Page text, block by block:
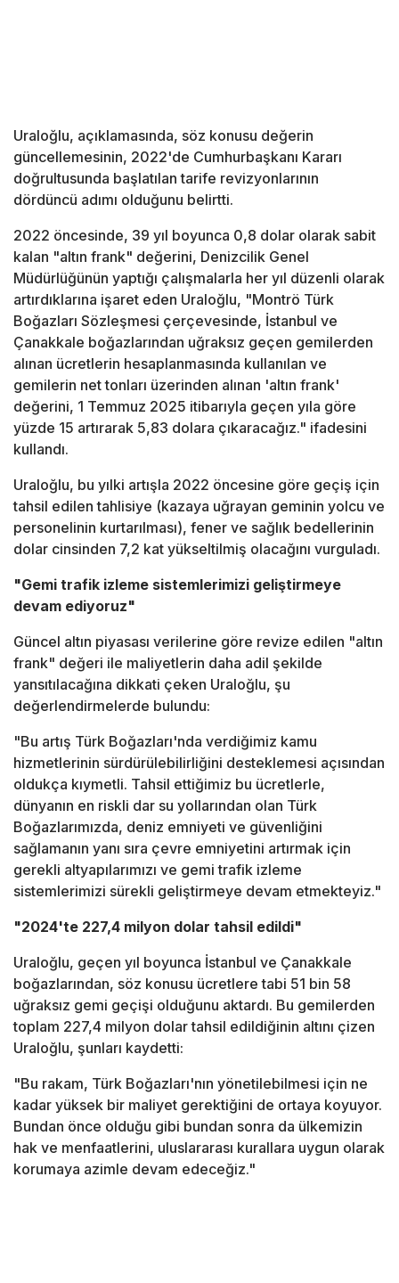
Uraloğlu, açıklamasında, söz konusu değerin
güncellemesinin, 2022'de Cumhurbaşkanı Kararı
doğrultusunda başlatılan tarife revizyonlarının
dördüncü adımı olduğunu belirtti.
2022 öncesinde, 39 yıl boyunca 0,8 dolar olarak sabit
kalan "altın frank" değerini, Denizcilik Genel
Müdürlüğünün yaptığı çalışmalarla her yıl düzenli olarak
artırdıklarına işaret eden Uraloğlu, "Montrö Türk
Boğazları Sözleşmesi çerçevesinde, İstanbul ve
Çanakkale boğazlarından uğraksız geçen gemilerden
alınan ücretlerin hesaplanmasında kullanılan ve
gemilerin net tonları üzerinden alınan 'altın frank'
değerini, 1 Temmuz 2025 itibarıyla geçen yıla göre
yüzde 15 artırarak 5,83 dolara çıkaracağız." ifadesini
kullandı.
Uraloğlu, bu yılki artışla 2022 öncesine göre geçiş için
tahsil edilen tahlisiye (kazaya uğrayan geminin yolcu ve
personelinin kurtarılması), fener ve sağlık bedellerinin
dolar cinsinden 7,2 kat yükseltilmiş olacağını vurguladı.
"Gemi trafik izleme sistemlerimizi geliştirmeye
devam ediyoruz"
Güncel altın piyasası verilerine göre revize edilen "altın
frank" değeri ile maliyetlerin daha adil şekilde
yansıtılacağına dikkati çeken Uraloğlu, şu
değerlendirmelerde bulundu:
"Bu artış Türk Boğazları'nda verdiğimiz kamu
hizmetlerinin sürdürülebilirliğini desteklemesi açısından
oldukça kıymetli. Tahsil ettiğimiz bu ücretlerle,
dünyanın en riskli dar su yollarından olan Türk
Boğazlarımızda, deniz emniyeti ve güvenliğini
sağlamanın yanı sıra çevre emniyetini artırmak için
gerekli altyapılarımızı ve gemi trafik izleme
sistemlerimizi sürekli geliştirmeye devam etmekteyiz."
"2024'te 227,4 milyon dolar tahsil edildi"
Uraloğlu, geçen yıl boyunca İstanbul ve Çanakkale
boğazlarından, söz konusu ücretlere tabi 51 bin 58
uğraksız gemi geçişi olduğunu aktardı. Bu gemilerden
toplam 227,4 milyon dolar tahsil edildiğinin altını çizen
Uraloğlu, şunları kaydetti:
"Bu rakam, Türk Boğazları'nın yönetilebilmesi için ne
kadar yüksek bir maliyet gerektiğini de ortaya koyuyor.
Bundan önce olduğu gibi bundan sonra da ülkemizin
hak ve menfaatlerini, uluslararası kurallara uygun olarak
korumaya azimle devam edeceğiz."